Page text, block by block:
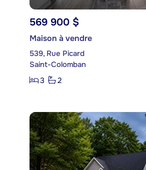
569 900 $
Maison à vendre
539, Rue Picard
Saint-Colomban
3
2